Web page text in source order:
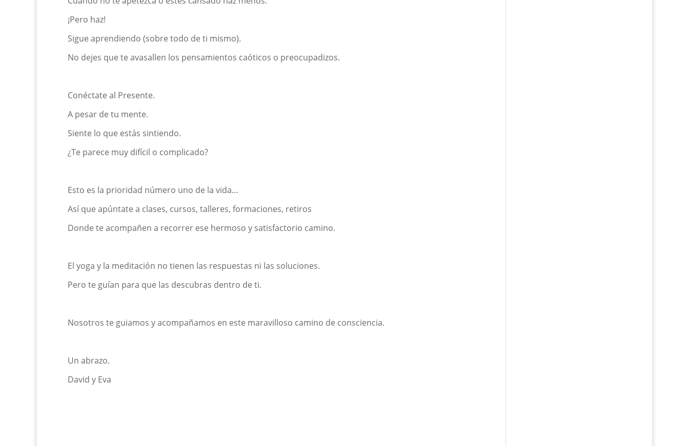
¡Pero haz!
Sigue aprendiendo (sobre todo de ti mismo).
No dejes que te avasallen los pensamientos caóticos o preocupadizos.
Conéctate al Presente.
A pesar de tu mente.
Siente lo que estás sintiendo.
¿Te parece muy difícil o complicado?
Esto es la prioridad número uno de la vida…
Así que apúntate a clases, cursos, talleres, formaciones, retiros
Donde te acompañen a recorrer ese hermoso y satisfactorio camino.
El yoga y la meditación no tienen las respuestas ni las soluciones.
Pero te guían para que las descubras dentro de ti.
Nosotros te guiamos y acompañamos en este maravilloso camino de consciencia.
Un abrazo.
David y Eva